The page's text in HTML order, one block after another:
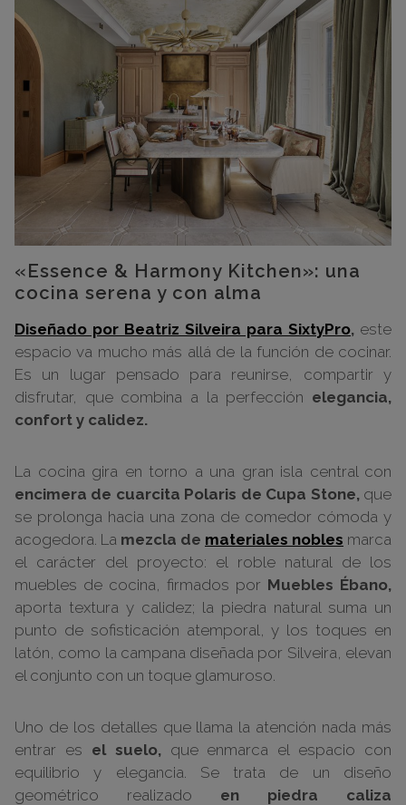
«Essence & Harmony Kitchen»: una
cocina serena y con alma
Diseñado por Beatriz Silveira para SixtyPro, este
espacio va mucho más allá de la función de cocinar.
Es un lugar pensado para reunirse, compartir y
disfrutar, que combina a la perfección elegancia,
confort y calidez.
La cocina gira en torno a una gran isla central con
encimera de cuarcita Polaris de Cupa Stone,que
se prolonga hacia una zona de comedor cómoda y
acogedora. La mezcla de materiales nobles marca
el carácter del proyecto: el roble natural de los
muebles de cocina, firmados por Muebles Ébano,
aporta textura y calidez; la piedra natural suma un
punto de sofisticación atemporal, y los toques en
latón, como la campana diseñada por Silveira, elevan
el conjunto con un toque glamuroso.
Uno de los detalles que llama la atención nada más
entrar es el suelo,que enmarca el espacio con
equilibrio y elegancia. Se trata de un diseño
geométrico realizado en piedra caliza